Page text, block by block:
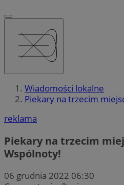
Wiadomości lokalne
Piekary na trzecim
reklama
Piekary na trzecim
Wspólnoty!
06 grudnia 2022 06:30